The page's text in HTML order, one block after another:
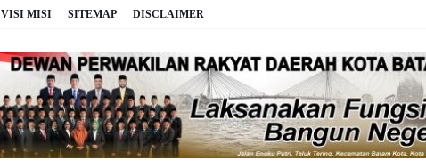
VISI MISI SITEMAP DISCLAIMER